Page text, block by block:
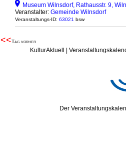
Museum Wilnsdorf, Rathausstr. 9,
Veranstalter: Gemeinde Wilnsdorf
Veranstaltungs-ID: 63021 bsw
<<Tag vorher
KulturAktuell |
Der